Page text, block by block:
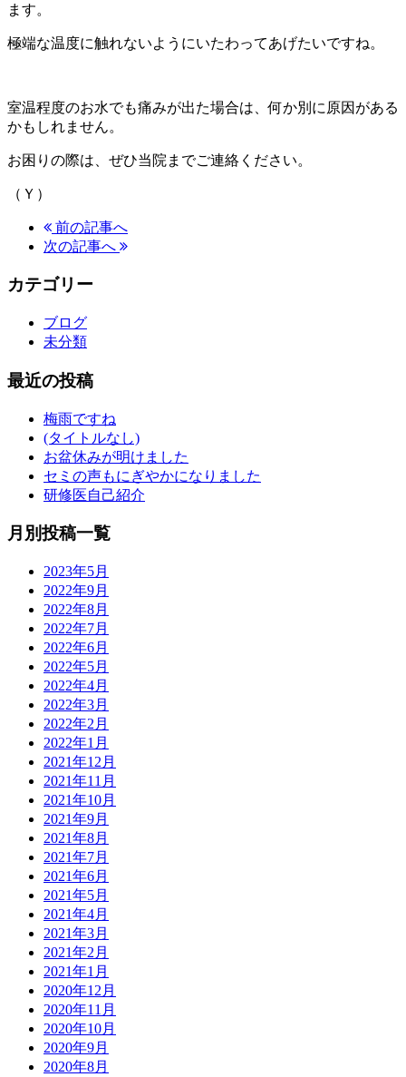
ます。
極端な温度に触れないようにいたわってあげたいですね。
室温程度のお水でも痛みが出た場合は、何か別に原因がある
かもしれません。
お困りの際は、ぜひ当院までご連絡ください。
（Ｙ）
前の記事へ
次の記事へ
カテゴリー
ブログ
未分類
最近の投稿
梅雨ですね
(タイトルなし)
お盆休みが明けました
セミの声もにぎやかになりました
研修医自己紹介
月別投稿一覧
2023年5月
2022年9月
2022年8月
2022年7月
2022年6月
2022年5月
2022年4月
2022年3月
2022年2月
2022年1月
2021年12月
2021年11月
2021年10月
2021年9月
2021年8月
2021年7月
2021年6月
2021年5月
2021年4月
2021年3月
2021年2月
2021年1月
2020年12月
2020年11月
2020年10月
2020年9月
2020年8月